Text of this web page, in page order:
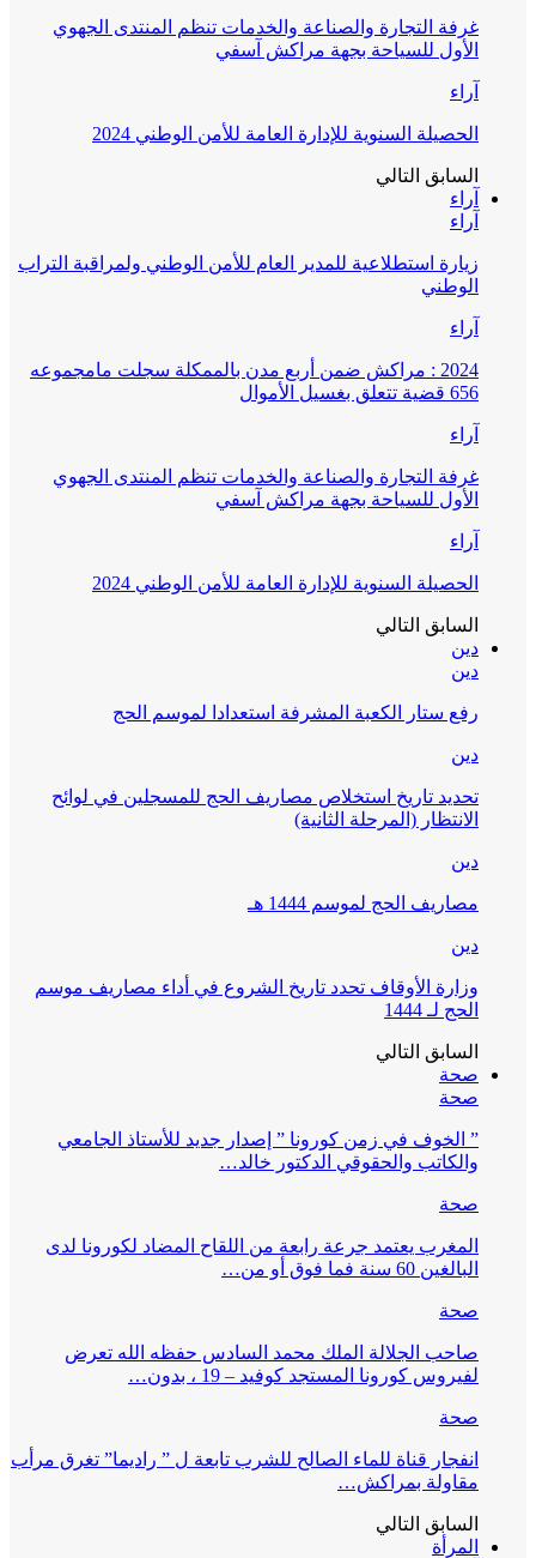
غرفة التجارة والصناعة والخدمات تنظم المنتدى الجهوي
الأول للسياحة بجهة مراكش آسفي
آراء
الحصيلة السنوية للإدارة العامة للأمن الوطني 2024
السابق التالي
آراء
آراء
زيارة استطلاعية للمدير العام للأمن الوطني ولمراقبة التراب
الوطني
آراء
2024 : مراكش ضمن أربع مدن بالممكلة سجلت مامجموعه
656 قضية تتعلق بغسيل الأموال
آراء
غرفة التجارة والصناعة والخدمات تنظم المنتدى الجهوي
الأول للسياحة بجهة مراكش آسفي
آراء
الحصيلة السنوية للإدارة العامة للأمن الوطني 2024
السابق التالي
دين
دين
رفع ستار الكعبة المشرفة استعدادا لموسم الحج
دين
تحديد تاريخ استخلاص مصاريف الحج للمسجلين في لوائح
الانتظار (المرحلة الثانية)
دين
مصاريف الحج لموسم 1444 هـ
دين
وزارة الأوقاف تحدد تاريخ الشروع في أداء مصاريف موسم
الحج لـ 1444
السابق التالي
صحة
صحة
” الخوف في زمن كورونا ” إصدار جديد للأستاذ الجامعي
والكاتب والحقوقي الدكتور خالد…
صحة
المغرب يعتمد جرعة رابعة من اللقاح المضاد لكورونا لدى
البالغين 60 سنة فما فوق أو من…
صحة
صاحب الجلالة الملك محمد السادس حفظه الله تعرض
لفيروس كورونا المستجد كوفيد – 19 ، بدون…
صحة
انفجار قناة للماء الصالح للشرب تابعة ل ” راديما” تغرق مرأب
مقاولة بمراكش…
السابق التالي
المرأة